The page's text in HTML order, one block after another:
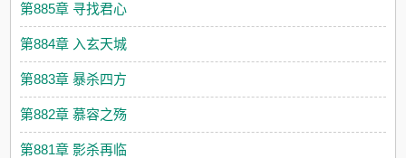
第885章 寻找君心
第884章 入玄天城
第883章 暴杀四方
第882章 慕容之殇
第881章 影杀再临